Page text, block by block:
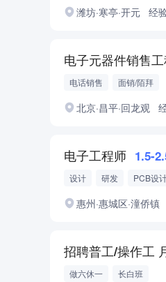
潍坊·寒亭·开元 经
电子元器件销售
电话销售 面销/陌拜
北京·昌平·回龙观
电子工程师 1.5-
设计 研发 PCB设
惠州·惠城区·潼侨镇
做六休一 长白班